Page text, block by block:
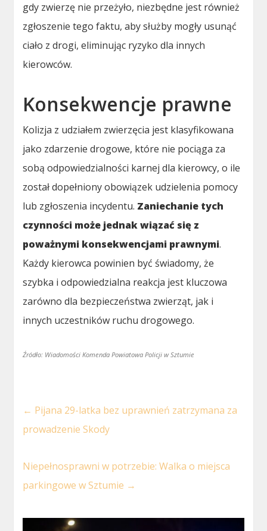
gdy zwierzę nie przeżyło, niezbędne jest również
zgłoszenie tego faktu, aby służby mogły usunąć
ciało z drogi, eliminując ryzyko dla innych
kierowców.
Konsekwencje prawne
Kolizja z udziałem zwierzęcia jest klasyfikowana
jako zdarzenie drogowe, które nie pociąga za
sobą odpowiedzialności karnej dla kierowcy, o ile
został dopełniony obowiązek udzielenia pomocy
lub zgłoszenia incydentu. Zaniechanie tych
czynności może jednak wiązać się z
poważnymi konsekwencjami prawnymi.
Każdy kierowca powinien być świadomy, że
szybka i odpowiedzialna reakcja jest kluczowa
zarówno dla bezpieczeństwa zwierząt, jak i
innych uczestników ruchu drogowego.
Źródło: Wiadomości Komenda Powiatowa Policji w Sztumie
← Pijana 29-latka bez uprawnień zatrzymana za
prowadzenie Skody
Niepełnosprawni w potrzebie: Walka o miejsca
parkingowe w Sztumie →